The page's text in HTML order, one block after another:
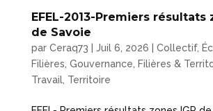
EFEL-2013-Premiers résultats
de Savoie
par Ceraq73 Juil 6, 2026 Collectif,
Filières Gouvernance, Filières &
Travail, Territoire